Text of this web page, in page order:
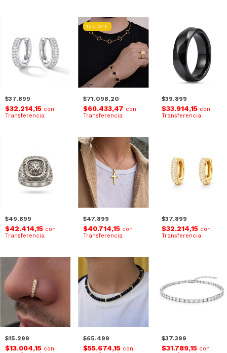
$37.899
$32.214,15 con
Transferencia
10%OFF
$71.098,20
$60.433,47 con
Transferencia
$39.899
$33.914,15 con
Transferencia
$49.899
$42.414,15 con
Transferencia
$47.899
$40.714,15 con
Transferencia
$37.899
$32.214,15 con
Transferencia
$15.299
$13.004,15 con
$65.499
$55.674,15 con
$37.399
$31.789,15 con